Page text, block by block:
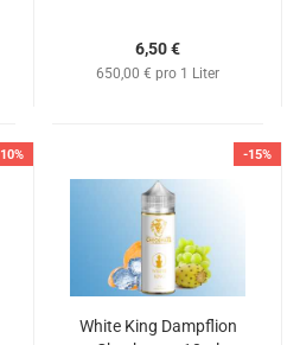
6,50 €
650,00 € pro 1 Liter
-15%
White King Dampflion